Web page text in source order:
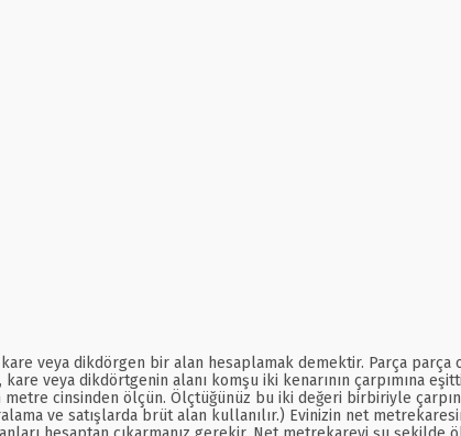
veya dikdörgen bir alan hesaplamak demektir. Parça
veya dikdörtgenin alanı komşu iki kenarının çarpımına
metre cinsinden ölçün. Ölçtüğünüz bu iki değeri birbiriyle
ve satışlarda brüt alan kullanılır.) Evinizin net